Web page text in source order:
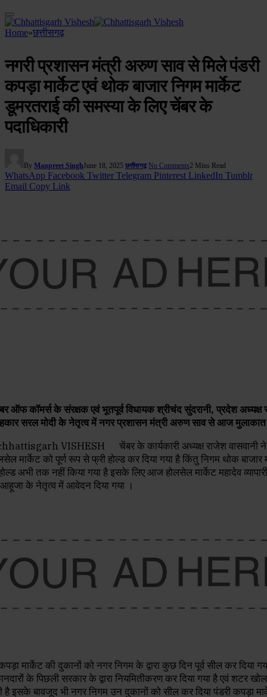
Home»छत्तीसगढ़
नगरी प्रशासन मंत्री अरुण साव से मिले पंडरी
कपड़ा मार्केट एवं थोक बाजार निगम मार्केट
डूमरतराई की समस्या के लिए चेंबर के
पदाधिकारी
By Manpreet SinghJune 18, 2025 छत्तीसगढ़ No Comments2 Mins Read
WhatsApp Facebook Twitter Telegram Pinterest LinkedIn Tumblr
Email Copy Link
ऑफ कॉमर्स के संरक्षक एवं भूतपूर्व विधायक श्रीचंद सुंदरानी, प्रदेश अध्यक्ष
सरल मोदी के नेतृत्व में नगर प्रशासन मंत्री अरुण साव से आज
VISHESH चेंबर के कार्यकारी अध्यक्ष राजेश वासवानी ने
मार्केट को पूर्ण रूप से फ्री होल्ड कर दिया गया है किंतु निगम थोक बाजार
अभी तक नहीं किया गया है इसके लिए आज होलसेल मार्केट महादेव
आहूजा के नेतृत्व में आवेदन दिया गया ।
की दुकानों को नगर निगम के द्वारा कुछ दिन पूर्व सील कर दिया
के पिछली सरकार के द्वारा नियमितीकरण कर दिया गया है एवं शटर
इसके बावजूद भी नगर निगम उन दुकानों को सील कर दिया पंडरी कपड़ा